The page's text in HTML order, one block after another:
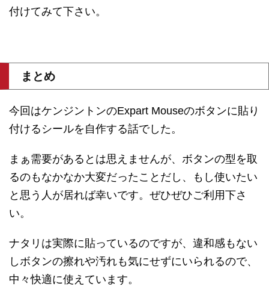
付けてみて下さい。
まとめ
今回はケンジントンのExpart Mouseのボタンに貼り
付けるシールを自作する話でした。
まぁ需要があるとは思えませんが、ボタンの型を取
るのもなかなか大変だったことだし、もし使いたい
と思う人が居れば幸いです。ぜひぜひご利用下さ
い。
ナタリは実際に貼っているのですが、違和感もない
しボタンの擦れや汚れも気にせずにいられるので、
中々快適に使えています。